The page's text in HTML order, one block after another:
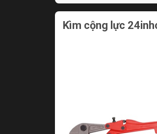
Kìm cộng lực